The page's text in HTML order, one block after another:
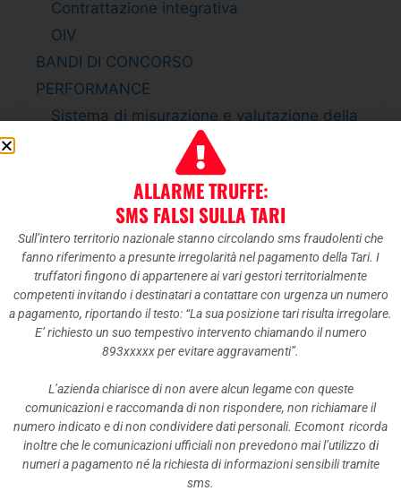
Contrattazione integrativa
OIV
BANDI DI CONCORSO
PERFORMANCE
Sistema di misurazione e valutazione della
Piano della Performance
Relazione sulla Performance
Ammontare complessivo dei premi
Dati relativi ai premi
ENTI CONTROLLATI
Enti pubblici vigilati
Società partecipate
Enti di diritto privato controllati
Rappresentazione grafica
ATTIVITÀ E PROCEDIMENTI
Tipologie di procedimento
Dichiarazioni sostitutive e acquisizione
ALLARME TRUFFE:
SMS FALSI SULLA TARI
Sull’intero territorio nazionale stanno circolando sms fraudolenti che
fanno riferimento a presunte irregolarità nel pagamento della Tari. I
truffatori fingono di appartenere ai vari gestori territorialmente
competenti invitando i destinatari a contattare con urgenza un numero
a pagamento, riportando il testo: “La sua posizione tari risulta irregolare.
E’ richiesto un suo tempestivo intervento chiamando il numero
893xxxxx per evitare aggravamenti”.
L’azienda chiarisce di non avere alcun legame con queste
comunicazioni e raccomanda di non rispondere, non richiamare il
numero indicato e di non condividere dati personali. Ecomont ricorda
inoltre che le comunicazioni ufficiali non prevedono mai l’utilizzo di
numeri a pagamento né la richiesta di informazioni sensibili tramite
sms.